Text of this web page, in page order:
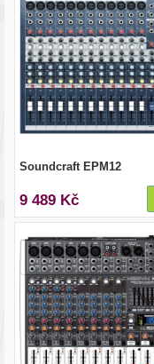
Soundcraft EPM12
9 489 Kč